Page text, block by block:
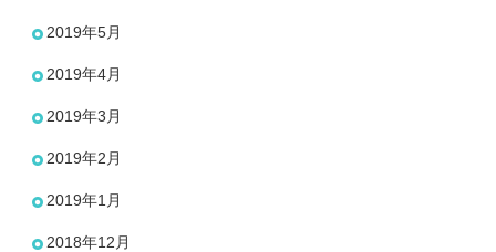
2019年5月
2019年4月
2019年3月
2019年2月
2019年1月
2018年12月